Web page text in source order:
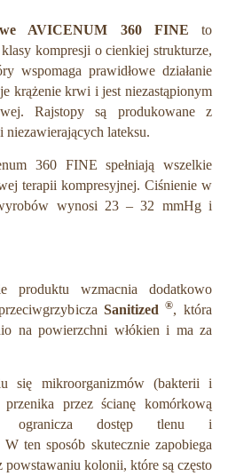
AVICENUM 360FINEto
kompresji o cienkiej strukturze,
wspomaga prawidłowe działanie
krążenie krwi i jest niezastąpionym
Rajstopy są produkowane z
niezawierających lateksu.
360 FINE spełniają wszelkie
terapii kompresyjnej. Ciśnienie w
wynosi 23 – 32 mmHg i
produktu wzmacnia dodatkowo
Sanitized ®, która
na powierzchni włókien i ma za
się mikroorganizmów (bakterii i
przez ścianę komórkową
i ogranicza dostęp tlenu i
ten sposób skutecznie zapobiega
powstawaniu kolonii, które są często